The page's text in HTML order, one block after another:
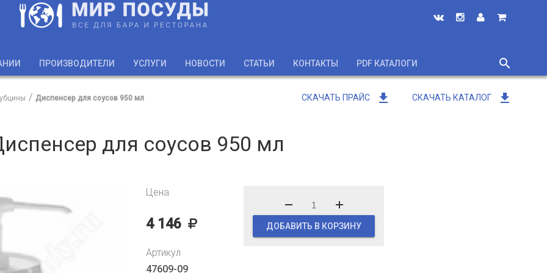
ПРОИЗВОДИТЕЛИ УСЛУГИ НОВОСТИ СТАТЬИ КОНТАКТЫ PDF КАТАЛОГИ
search
close
СКАЧАТЬ ПРАЙС get_app СКАЧАТЬ КАТАЛОГ get_app
Диспенсер для соусов 950 мл
для соусов 950 мл
Цена
4 146 ДОБАВИТЬ В КОРЗИНУ
Артикул
47609-09